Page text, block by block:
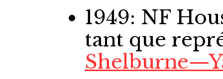
1949: NF
tant que